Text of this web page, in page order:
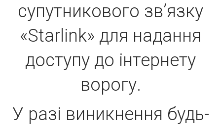
супутникового зв’язку
«Starlink» для надання
доступу до інтернету
ворогу.
У разі виникнення будь-